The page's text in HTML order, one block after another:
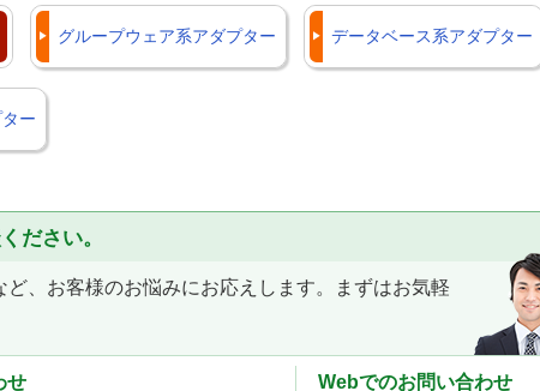
グループウェア系アダプター データベース系アダプター
ー
ださい。
、お客様のお悩みにお応えします。まずはお気軽
せ Webでのお問い合わせ